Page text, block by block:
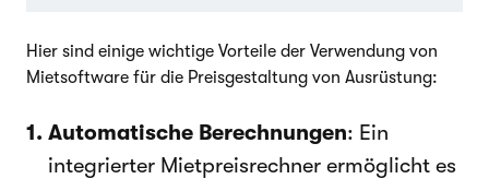
Hier sind einige wichtige Vorteile der Verwendung von
Mietsoftware für die Preisgestaltung von Ausrüstung:
Automatische Berechnungen: Ein
integrierter Mietpreisrechner ermöglicht es